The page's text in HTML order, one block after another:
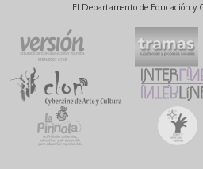
El Departamento de Educación y